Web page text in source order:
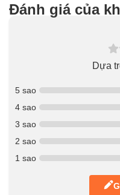
Đánh giá của
Dựa
5 sao
4 sao
3 sao
2 sao
1 sao